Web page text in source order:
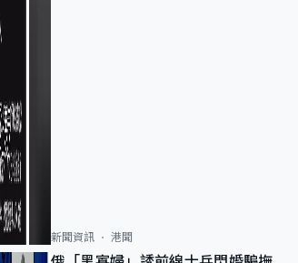
新聞資訊 港聞